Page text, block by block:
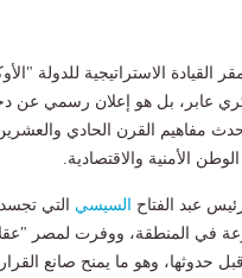
الاستراتيجية للدولة
عابر، بل هو إعلان رسمي عن
مفاهيم القرن الحادي
الأمنية والاقتصادية.
عبد الفتاح السيسي التي
في المنطقة، ووفرت لمصر
حدوثها، وهو ما يمنح صانع